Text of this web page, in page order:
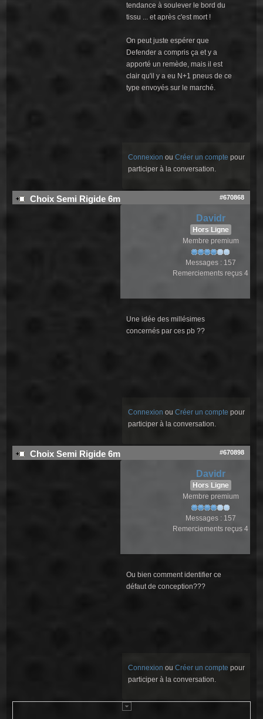
tendance à soulever le bord du
tissu ... et après c'est mort !
On peut juste espérer que
Defender a compris ça et y a
apporté un remède, mais il est
clair qu'il y a eu N+1 pneus de ce
type envoyés sur le marché.
Connexion ouCréer un compte pour
participer à la conversation.
Choix Semi Rigide 6m #670868
Davidr
Hors Ligne
Membre premium
Messages : 157
Remerciements reçus 4
Une idée des millésimes
concernés par ces pb ??
Connexion ouCréer un compte pour
participer à la conversation.
Choix Semi Rigide 6m #670898
Davidr
Hors Ligne
Membre premium
Messages : 157
Remerciements reçus 4
Ou bien comment identifier ce
défaut de conception???
Connexion ouCréer un compte pour
participer à la conversation.